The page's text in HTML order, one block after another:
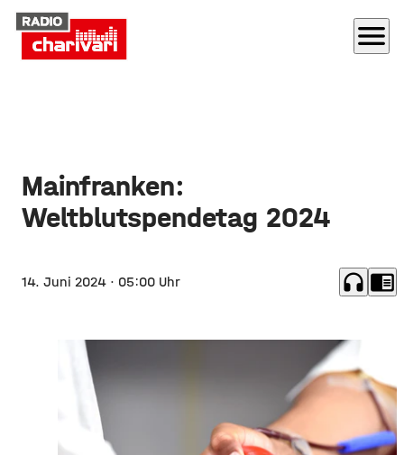
menu
Mainfranken:
Weltblutspendetag 2024
14. Juni 2024 · 05:00 Uhr headphones chrome_reader_mode